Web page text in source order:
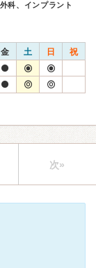
科、インプラント
金 土 日 祝
次»